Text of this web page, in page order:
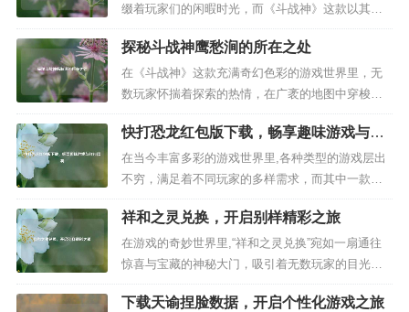
聊它的下载相关事宜。 《天下霸图2》的魅力在于它
丰富多样的玩法，在游戏里，...
缀着玩家们的闲暇时光，而《斗战神》这款以其独
特的神话背景、精彩的战斗系统和丰富的剧情吸引
了众多玩家的目光，斗战神会员更是为玩家们开启
了一段别具一格的尊享特权之旅。 斗战神会员为玩
家带来的最直观的好处之一便是经验加成,在游戏
中，升级是一个永恒的话题，每一...
探秘斗战神鹰愁涧的所在之处
在《斗战神》这款充满奇幻色彩的游戏世界里，无
数玩家怀揣着探索的热情，在广袤的地图中穿梭，
去揭开一个个神秘地点的面纱，而“鹰愁涧”便是其中
一个备受关注的地方，许多玩家都在心中默默发
问：“斗战神鹰愁涧在哪里？” 鹰愁涧,这个名字本身
就带着一种神秘而又略带忧愁的气息，在游戏设定
中，它往往承载着独特的故事...
快打恐龙红包版下载，畅享趣味游戏与红
包福利
在当今丰富多彩的游戏世界里,各种类型的游戏层出
不穷，满足着不同玩家的多样需求，而其中一款名
为“快打恐龙红包版”的游戏，凭借其独特的玩法和诱
人的红包福利，吸引了众多玩家的目光。 “快打恐龙
红包版”是一款融合了动作冒险与休闲娱乐元素的游
戏，在游戏中，玩家将置身于一个充满奇幻色彩的
恐龙世界，化身为英勇的...
祥和之灵兑换，开启别样精彩之旅
在游戏的奇妙世界里,“祥和之灵兑换”宛如一扇通往
惊喜与宝藏的神秘大门，吸引着无数玩家的目光，
开启了一场充满乐趣与期待的冒险之旅。 祥和之灵,
它是游戏中一种独特而珍贵的存在，它就像是游戏
下载天谕捏脸数据，开启个性化游戏之旅